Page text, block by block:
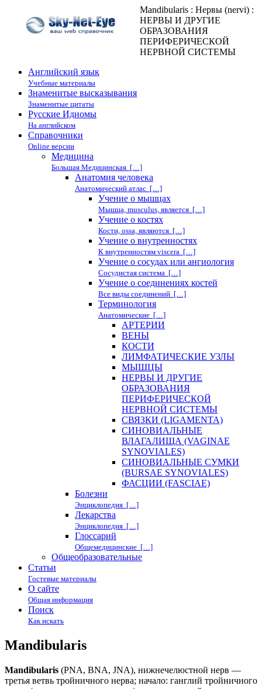
Mandibularis : Нервы (nervi) :
НЕРВЫ И ДРУГИЕ
ОБРАЗОВАНИЯ
ПЕРИФЕРИЧЕСКОЙ
НЕРВНОЙ СИСТЕМЫ
Английский язык
Учебные материалы
Знаменитые высказывания
Знаменитые цитаты
Русские Идиомы
На английском
Справочники
Online версии
Медицина
Большая Медицинская […]
Анатомия человека
Анатомический атлас […]
Учение о мышцах
Мышца, musculus, является […]
Учение о костях
Кости, ossa, являются […]
Учение о внутренностях
К внутренностям viscera […]
Учение о сосудах или ангиология
Сосудистая система […]
Учение о соединениях костей
Все виды соединений […]
Терминология
Анатомические […]
АРТЕРИИ
ВЕНЫ
КОСТИ
ЛИМФАТИЧЕСКИЕ УЗЛЫ
МЫШЦЫ
НЕРВЫ И ДРУГИЕ
ОБРАЗОВАНИЯ
ПЕРИФЕРИЧЕСКОЙ
НЕРВНОЙ СИСТЕМЫ
СВЯЗКИ (LIGAMENTA)
СИНОВИАЛЬНЫЕ
ВЛАГАЛИЩА (VAGINAE
SYNOVIALES)
СИНОВИАЛЬНЫЕ СУМКИ
(BURSAE SYNOVIALES)
ФАСЦИИ (FASCIAE)
Болезни
Энциклопедия […]
Лекарства
Энциклопедия […]
Глоссарий
Общемедицинские […]
Общеобразовательные
Статьи
Гостевые материалы
О сайте
Общая информация
Поиск
Как искать
Mandibularis
Mandibularis (PNA, BNA, JNA), нижнечелюстной нерв —
третья ветвь тройничного нерва; начало: ганглий тройничного